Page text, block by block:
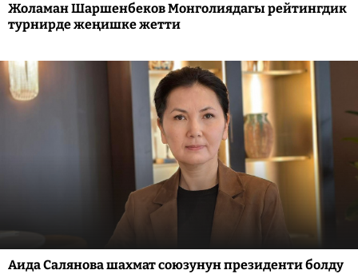
Жоламан Шаршенбеков Монголиядагы рейтингдик
турнирде жеңишке жетти
Аида Салянова шахмат союзунун президенти болду